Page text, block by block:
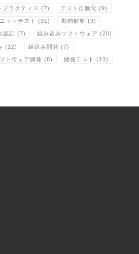
プラクティス (7) テスト自動化 (9)
ットテスト (31) 動的解析 (9)
認証 (7) 組み込みソフトウェア (20)
(12) 組込み開発 (7)
トウェア開発 (8) 開発テスト (13)